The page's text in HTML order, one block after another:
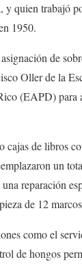
y quien trabajó
1950.
de
Oller de la
(EAPD) para
cajas de libros
un
reparación
de 12
como el
de hongos